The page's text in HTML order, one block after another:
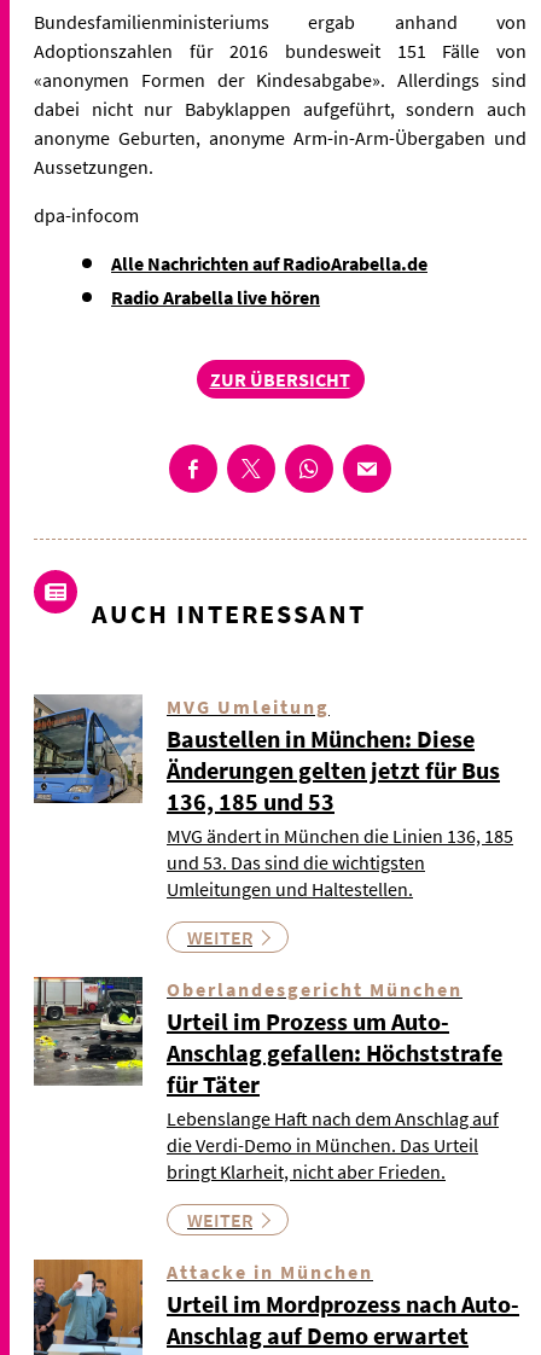
Bundesfamilienministeriums ergab anhand von
Adoptionszahlen für 2016 bundesweit 151 Fälle von
«anonymen Formen der Kindesabgabe». Allerdings sind
dabei nicht nur Babyklappen aufgeführt, sondern auch
anonyme Geburten, anonyme Arm-in-Arm-Übergaben und
Aussetzungen.
dpa-infocom
Alle Nachrichten auf RadioArabella.de
Radio Arabella live hören
ZUR ÜBERSICHT
AUCH INTERESSANT
MVG Umleitung
Baustellen in München: Diese
Änderungen gelten jetzt für Bus
136, 185 und 53
MVG ändert in München die Linien 136, 185
und 53. Das sind die wichtigsten
Umleitungen und Haltestellen.
WEITER
Oberlandesgericht München
Urteil im Prozess um Auto-
Anschlag gefallen: Höchststrafe
für Täter
Lebenslange Haft nach dem Anschlag auf
die Verdi-Demo in München. Das Urteil
bringt Klarheit, nicht aber Frieden.
WEITER
Attacke in München
Urteil im Mordprozess nach Auto-
Anschlag auf Demo erwartet